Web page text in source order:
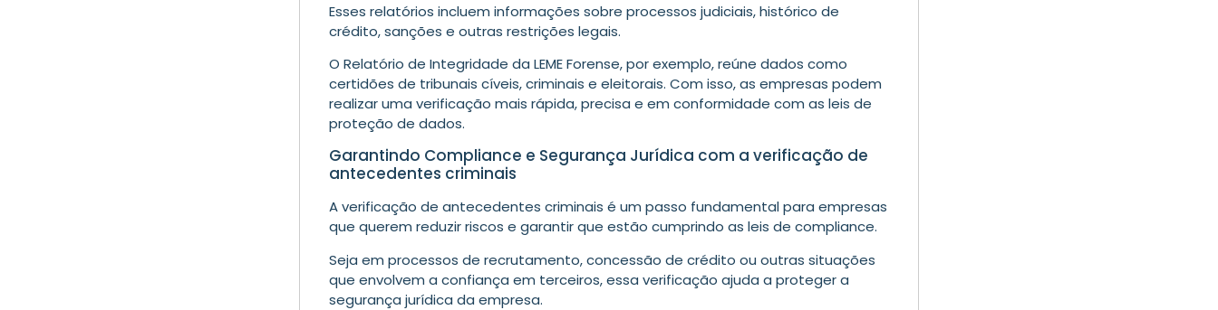
Esses relatórios incluem informações sobre processos judiciais, histórico de
crédito, sanções e outras restrições legais.
O Relatório de Integridade da LEME Forense, por exemplo, reúne dados como
certidões de tribunais cíveis, criminais e eleitorais. Com isso, as empresas podem
realizar uma verificação mais rápida, precisa e em conformidade com as leis de
proteção de dados.
Garantindo Compliance e Segurança Jurídica com a verificação de
antecedentes criminais
A verificação de antecedentes criminais é um passo fundamental para empresas
que querem reduzir riscos e garantir que estão cumprindo as leis de compliance.
Seja em processos de recrutamento, concessão de crédito ou outras situações
que envolvem a confiança em terceiros, essa verificação ajuda a proteger a
segurança jurídica da empresa.